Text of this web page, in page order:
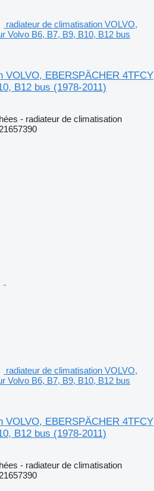
radiateur de climatisation VOLVO,
Volvo B6, B7, B9, B10, B12 bus
VOLVO, EBERSPÄCHER 4TFCY
B12 bus (1978-2011)
- radiateur de climatisation
radiateur de climatisation VOLVO,
Volvo B6, B7, B9, B10, B12 bus
VOLVO, EBERSPÄCHER 4TFCY
B12 bus (1978-2011)
- radiateur de climatisation